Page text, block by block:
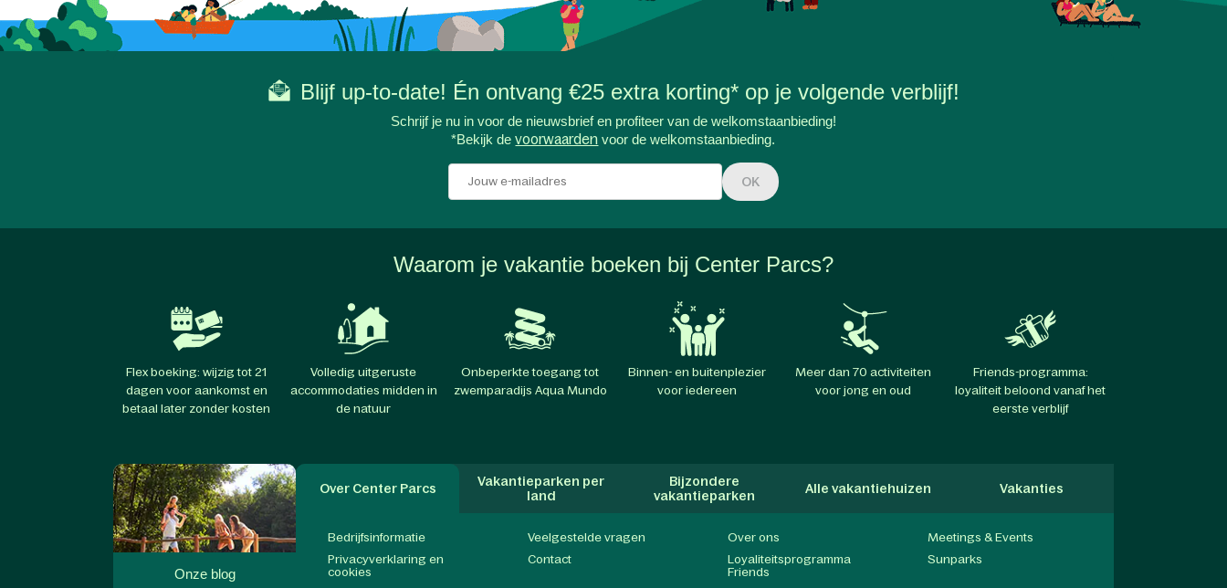
Blijf up-to-date! Én ontvang €25 extra korting* op je volgende verblijf!
Schrijf je nu in voor de nieuwsbrief en profiteer van de welkomstaanbieding!
*Bekijk devoorwaarden voor de welkomstaanbieding.
OK
Waarom je vakantie boeken bij Center Parcs?
Flex boeking: wijzig tot 21
dagen voor aankomst en
betaal later zonder kosten
Volledig uitgeruste
accommodaties midden in
de natuur
Onbeperkte toegang tot
zwemparadijs Aqua Mundo
Binnen- en buitenplezier
voor iedereen
Meer dan 70 activiteiten
voor jong en oud
Friends-programma:
loyaliteit beloond vanaf het
eerste verblijf
Onze blog
Over Center Parcs
Vakantieparken per
land
Bijzondere
vakantieparken
Alle vakantiehuizen Vakanties
Bedrijfsinformatie Veelgestelde vragen Over ons
Meetings & Events
Privacyverklaring en
cookies
Contact
Loyaliteitsprogramma
Friends
Sunparks